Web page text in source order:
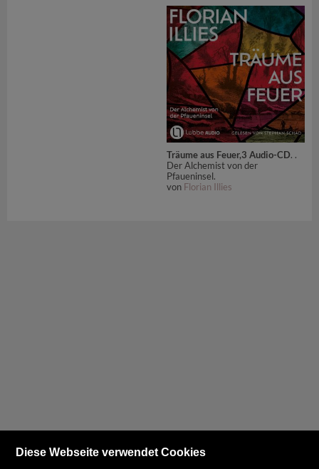
Träume aus Feuer,3 Audio-CD. .
Der Alchemist von der
Pfaueninsel.
von Florian Illies
Diese Webseite verwendet Cookies